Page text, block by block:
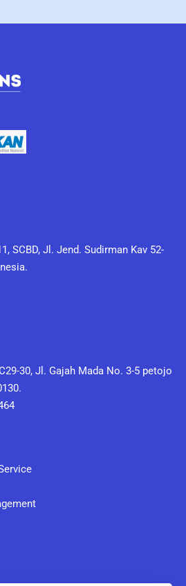
SCBD, Jl. Jend. Sudirman Kav 52-
30, Jl. Gajah Mada No. 3-5 petojo